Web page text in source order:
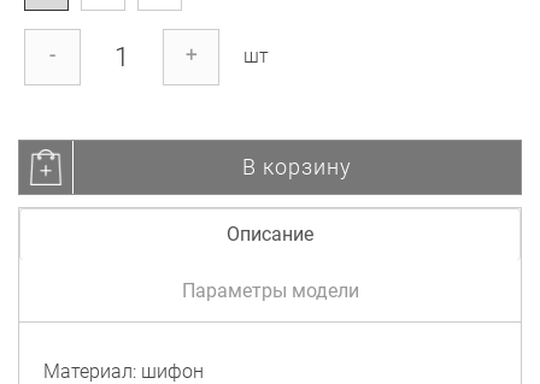
- + шт
В корзину
Описание
Параметры модели
Материал: шифон